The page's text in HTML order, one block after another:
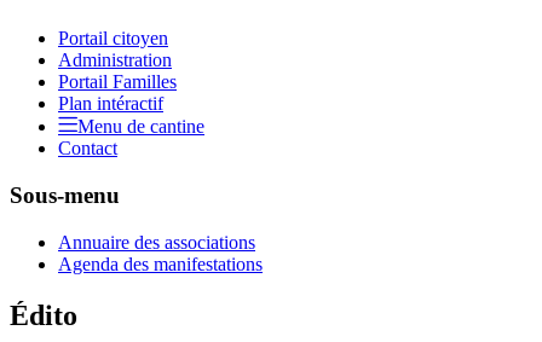
Portail citoyen
Administration
Portail Familles
Plan intéractif
Menu de cantine
Contact
Sous-menu
Annuaire des associations
Agenda des manifestations
Édito